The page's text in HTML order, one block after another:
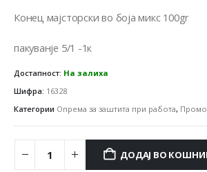
was: is:
Конец мајсторски во боја микс 100gr
пакуванје 5/1 -1к
Достапност: На залиха
Шифра: 16328
Категории Опрема за заштита при работа,
ДОДАЈ ВО